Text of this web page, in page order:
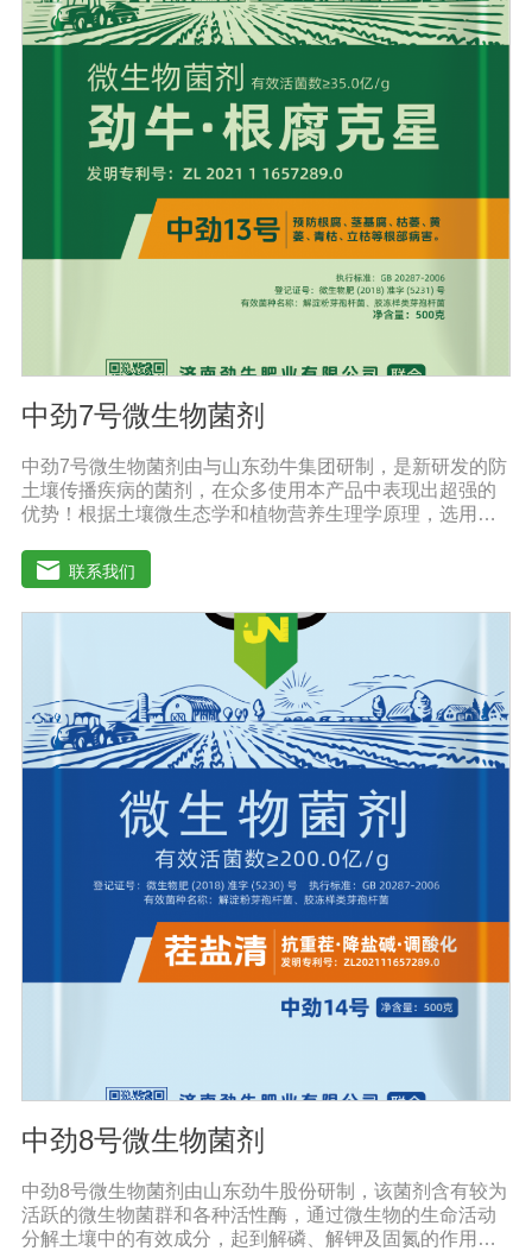
同时它还可以避免动物性原料短缺和不稳定带来的影响。
MAM-PF1、MAM-PF2、MAM-PF7d 和MAM-PF7e,MAM-
PF培养基不含动物性蛋白和多肽，无成分不明确的水解产
物。用户使用前需自行添加L-谷氨酰胺（0.6一8 mM）。
DMEM High GlouseDMEM培养基是使用BME改良培养
基，其氨基酸和维生素含量是BME培养的四倍。DMEM培
养基中含有非必需氨基酸和特定的必需微量元素，碳酸氢
钠的的浓度也提高了。标准配方DMEM培养基葡萄糖的含
量为1000 mg/L，高糖DMEM培养基葡萄糖的含量为4500
mg/L。DMEM早期是用来培养鼠胚胎细胞。
中劲7号微生物菌剂
中劲7号微生物菌剂由与山东劲牛集团研制，是新研发的防
土壤传播疾病的菌剂，在众多使用本产品中表现出超强的
优势！根据土壤微生态学和植物营养生理学原理，选用有
而成的农用生物制剂。它利用微生物自身的寄生作用，并
释放出对土壤传播疾病和植物疾病、对细菌、真菌等具有
杀灭作用的化学物质，再辅助特殊增效剂，能快速、高效
抑制作物真菌、细菌病害。不仅有效地预防和控制多种作
萎病、立枯病等多种病害功效，等土传病害的抗病力；从
而有效地解决由土传病害引起的作物根部病害及蔬菜苗期
病害。同时还有提高作物免疫力和抗逆性，促进作物生
长，改善品质，促进生长的代谢产物，促进根系生长，产
生分解不溶性磷酸盐、硅酸盐和含钾矿物的代谢产物，促
进植物对磷、钾、硅等营养元素的利用；增产30%-50%；
提早成熟，最终达到增产增收的目的。且持效期较长，对
环境友好，对生态没有破坏性，符合我国农业可持续发展
的要求，是生产绿色食品作物的首选产品。
联系我们
中劲8号微生物菌剂
中劲8号微生物菌剂由山东劲牛股份研制，该菌剂含有较为
活跃的微生物菌群和各种活性酶，通过微生物的生命活动
分解土壤中的有效成分，起到解磷、解钾及固氮的作用，